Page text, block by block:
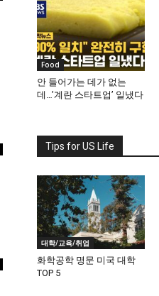
Food
안 들어가는 데가 없는
데…’계란 스타트업’ 일냈다
Tips for US Life
대학/교육/취업
화학공학 명문 미국 대학
TOP 5